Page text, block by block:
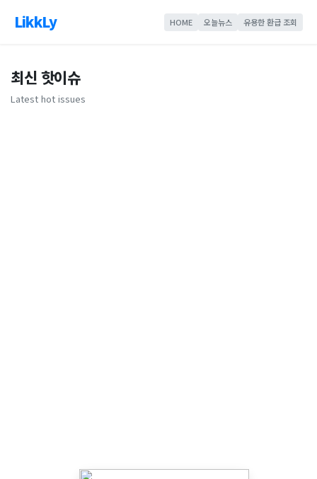
LikkLy HOME 오늘뉴스 유용한 환급 조회
최신 핫이슈
Latest hot issues